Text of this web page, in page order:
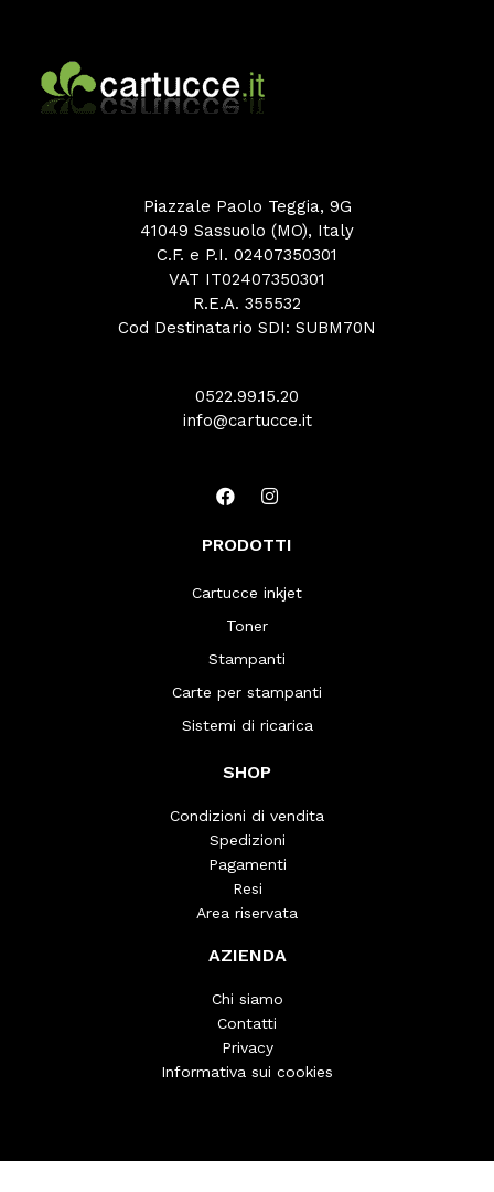
Piazzale Paolo Teggia, 9G
41049 Sassuolo (MO), Italy
C.F. e P.I. 02407350301
VAT IT02407350301
R.E.A. 355532
Cod Destinatario SDI: SUBM70N
0522.99.15.20
info@cartucce.it
PRODOTTI
Cartucce inkjet
Toner
Stampanti
Carte per stampanti
Sistemi di ricarica
SHOP
Condizioni di vendita
Spedizioni
Pagamenti
Resi
Area riservata
AZIENDA
Chi siamo
Contatti
Privacy
Informativa sui cookies